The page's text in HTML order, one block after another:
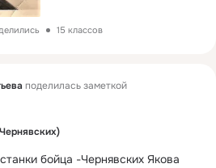
15 классов
поделилась заметкой
бойца -Чернявских Якова